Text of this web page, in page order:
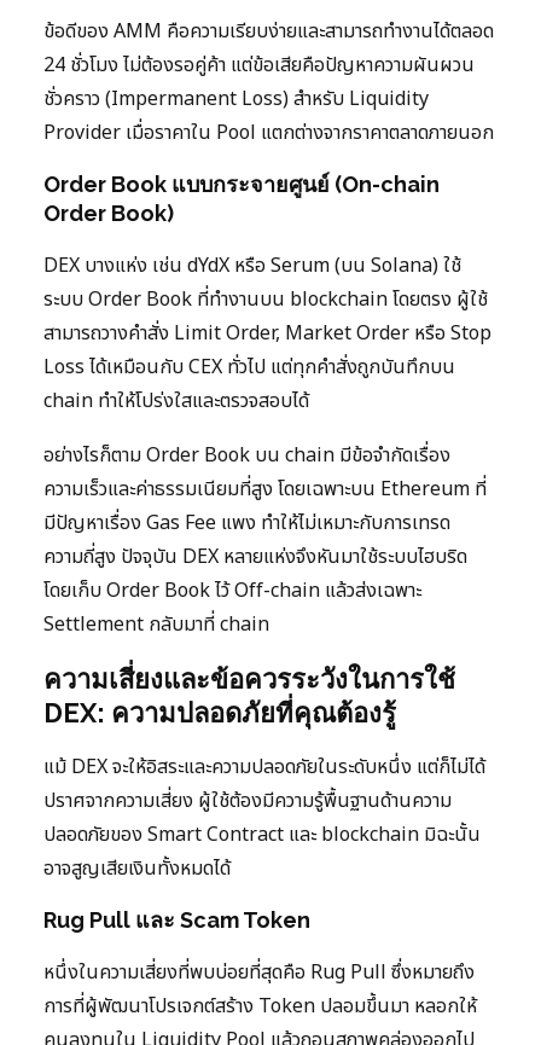
ข้อดีของ AMM คือความเรียบง่ายและสามารถทำงานได้ตลอด
24 ชั่วโมง ไม่ต้องรอคู่ค้า แต่ข้อเสียคือปัญหาความผันผวน
ชั่วคราว (Impermanent Loss) สำหรับ Liquidity
Provider เมื่อราคาใน Pool แตกต่างจากราคาตลาดภายนอก
Order Book แบบกระจายศูนย์ (On-chain
Order Book)
DEX บางแห่ง เช่น dYdX หรือ Serum (บน Solana) ใช้
ระบบ Order Book ที่ทำงานบน blockchain โดยตรง ผู้ใช้
สามารถวางคำสั่ง Limit Order, Market Order หรือ Stop
Loss ได้เหมือนกับ CEX ทั่วไป แต่ทุกคำสั่งถูกบันทึกบน
chain ทำให้โปร่งใสและตรวจสอบได้
อย่างไรก็ตาม Order Book บน chain มีข้อจำกัดเรื่อง
ความเร็วและค่าธรรมเนียมที่สูง โดยเฉพาะบน Ethereum ที่
มีปัญหาเรื่อง Gas Fee แพง ทำให้ไม่เหมาะกับการเทรด
ความถี่สูง ปัจจุบัน DEX หลายแห่งจึงหันมาใช้ระบบไฮบริด
โดยเก็บ Order Book ไว้ Off-chain แล้วส่งเฉพาะ
Settlement กลับมาที่ chain
ความเสี่ยงและข้อควรระวังในการใช้
DEX: ความปลอดภัยที่คุณต้องรู้
แม้ DEX จะให้อิสระและความปลอดภัยในระดับหนึ่ง แต่ก็ไม่ได้
ปราศจากความเสี่ยง ผู้ใช้ต้องมีความรู้พื้นฐานด้านความ
ปลอดภัยของ Smart Contract และ blockchain มิฉะนั้น
อาจสูญเสียเงินทั้งหมดได้
Rug Pull และ Scam Token
หนึ่งในความเสี่ยงที่พบบ่อยที่สุดคือ Rug Pull ซึ่งหมายถึง
การที่ผู้พัฒนาโปรเจกต์สร้าง Token ปลอมขึ้นมา หลอกให้